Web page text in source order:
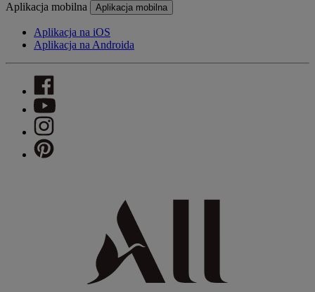
Aplikacja mobilna Aplikacja mobilna
Aplikacja na iOS
Aplikacja na Androida